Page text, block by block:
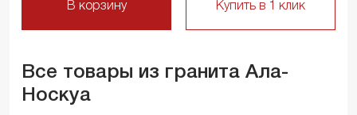
В корзину Купить в 1 клик
Все товары из гранита Ала-
Носкуа